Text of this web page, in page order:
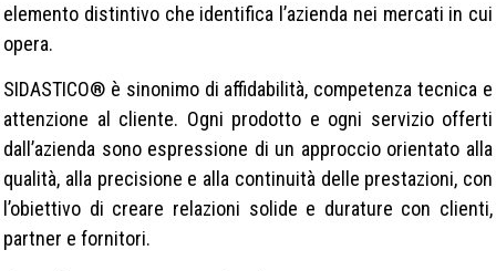
elemento distintivo che identifica l’azienda nei mercati in cui
opera.
SIDASTICO® è sinonimo di affidabilità, competenza tecnica e
attenzione al cliente. Ogni prodotto e ogni servizio offerti
dall’azienda sono espressione di un approccio orientato alla
qualità, alla precisione e alla continuità delle prestazioni, con
l’obiettivo di creare relazioni solide e durature con clienti,
partner e fornitori.